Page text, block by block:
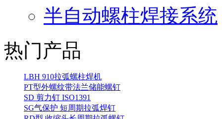
半自动螺柱焊接系统
热门产品
LBH 910拉弧螺柱焊机
PT型外螺纹带法兰储能螺钉
SD 剪力钉 ISO1391
SG气保护 短周期拉弧焊钉